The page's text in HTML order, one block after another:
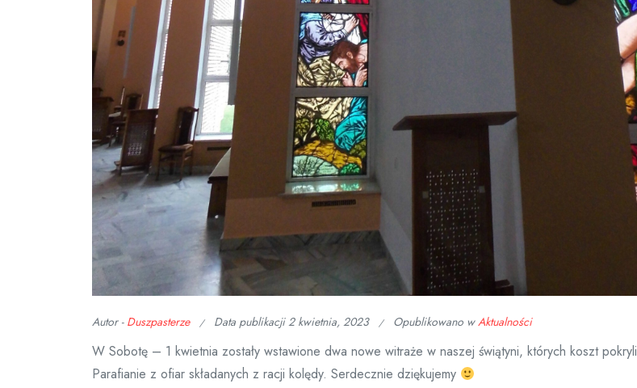
Autor - Duszpasterze Data publikacji2 kwietnia, 2023 Opublikowano wAktualności
W Sobotę – 1 kwietnia zostały wstawione dwa nowe witraże w naszej świątyni, których koszt pokryli
Parafianie z ofiar składanych z racji kolędy. Serdecznie dziękujemy